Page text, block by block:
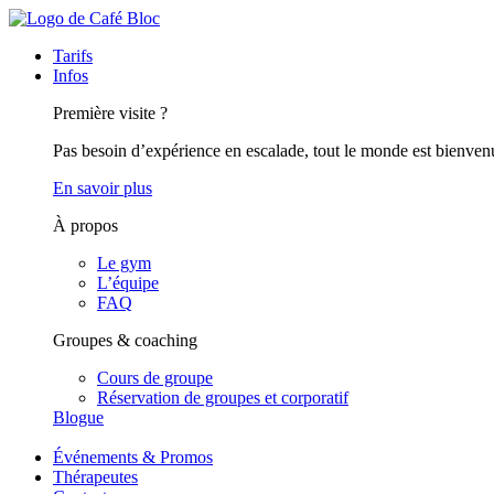
Tarifs
Infos
Première visite ?
Pas besoin d’expérience en escalade, tout le monde est
En savoir plus
À propos
Le gym
L’équipe
FAQ
Groupes & coaching
Cours de groupe
Réservation de groupes et corporatif
Blogue
Événements & Promos
Thérapeutes